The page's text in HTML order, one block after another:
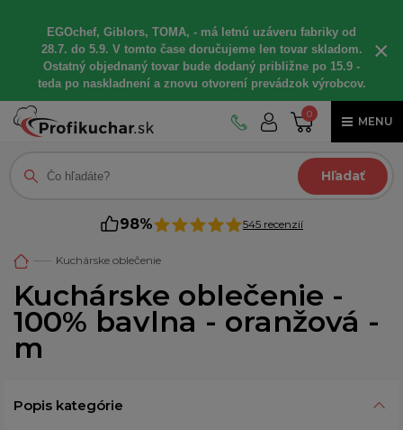
EGOchef, Giblors, TOMA, - má letnú uzáveru fabriky od
28.7. do 5.9. V tomto čase doručujeme len tovar skladom.
Ostatný objednaný tovar bude dodaný približne po 15.9 -
teda po naskladnení a znovu otvorení prevádzok výrobcov.
×
0
MENU
Hľadať
98% 545 recenzií
Kuchárske oblečenie
Kuchárske oblečenie -
100% bavlna - oranžová -
m
Popis kategórie